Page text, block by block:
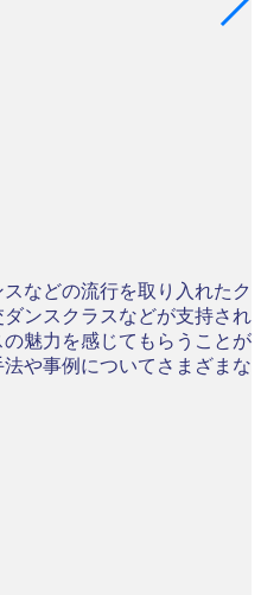
などの流行を取り入れたク
ンスクラスなどが支持され
魅力を感じてもらうことが
や事例についてさまざまな